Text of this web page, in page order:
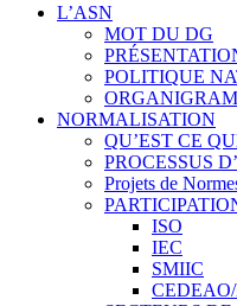
L’ASN
MOT DU DG
POLITIQUE
NORMALISATION
QU’EST CE
PROCESSUS
Projets de
ISO
IEC
SMIIC